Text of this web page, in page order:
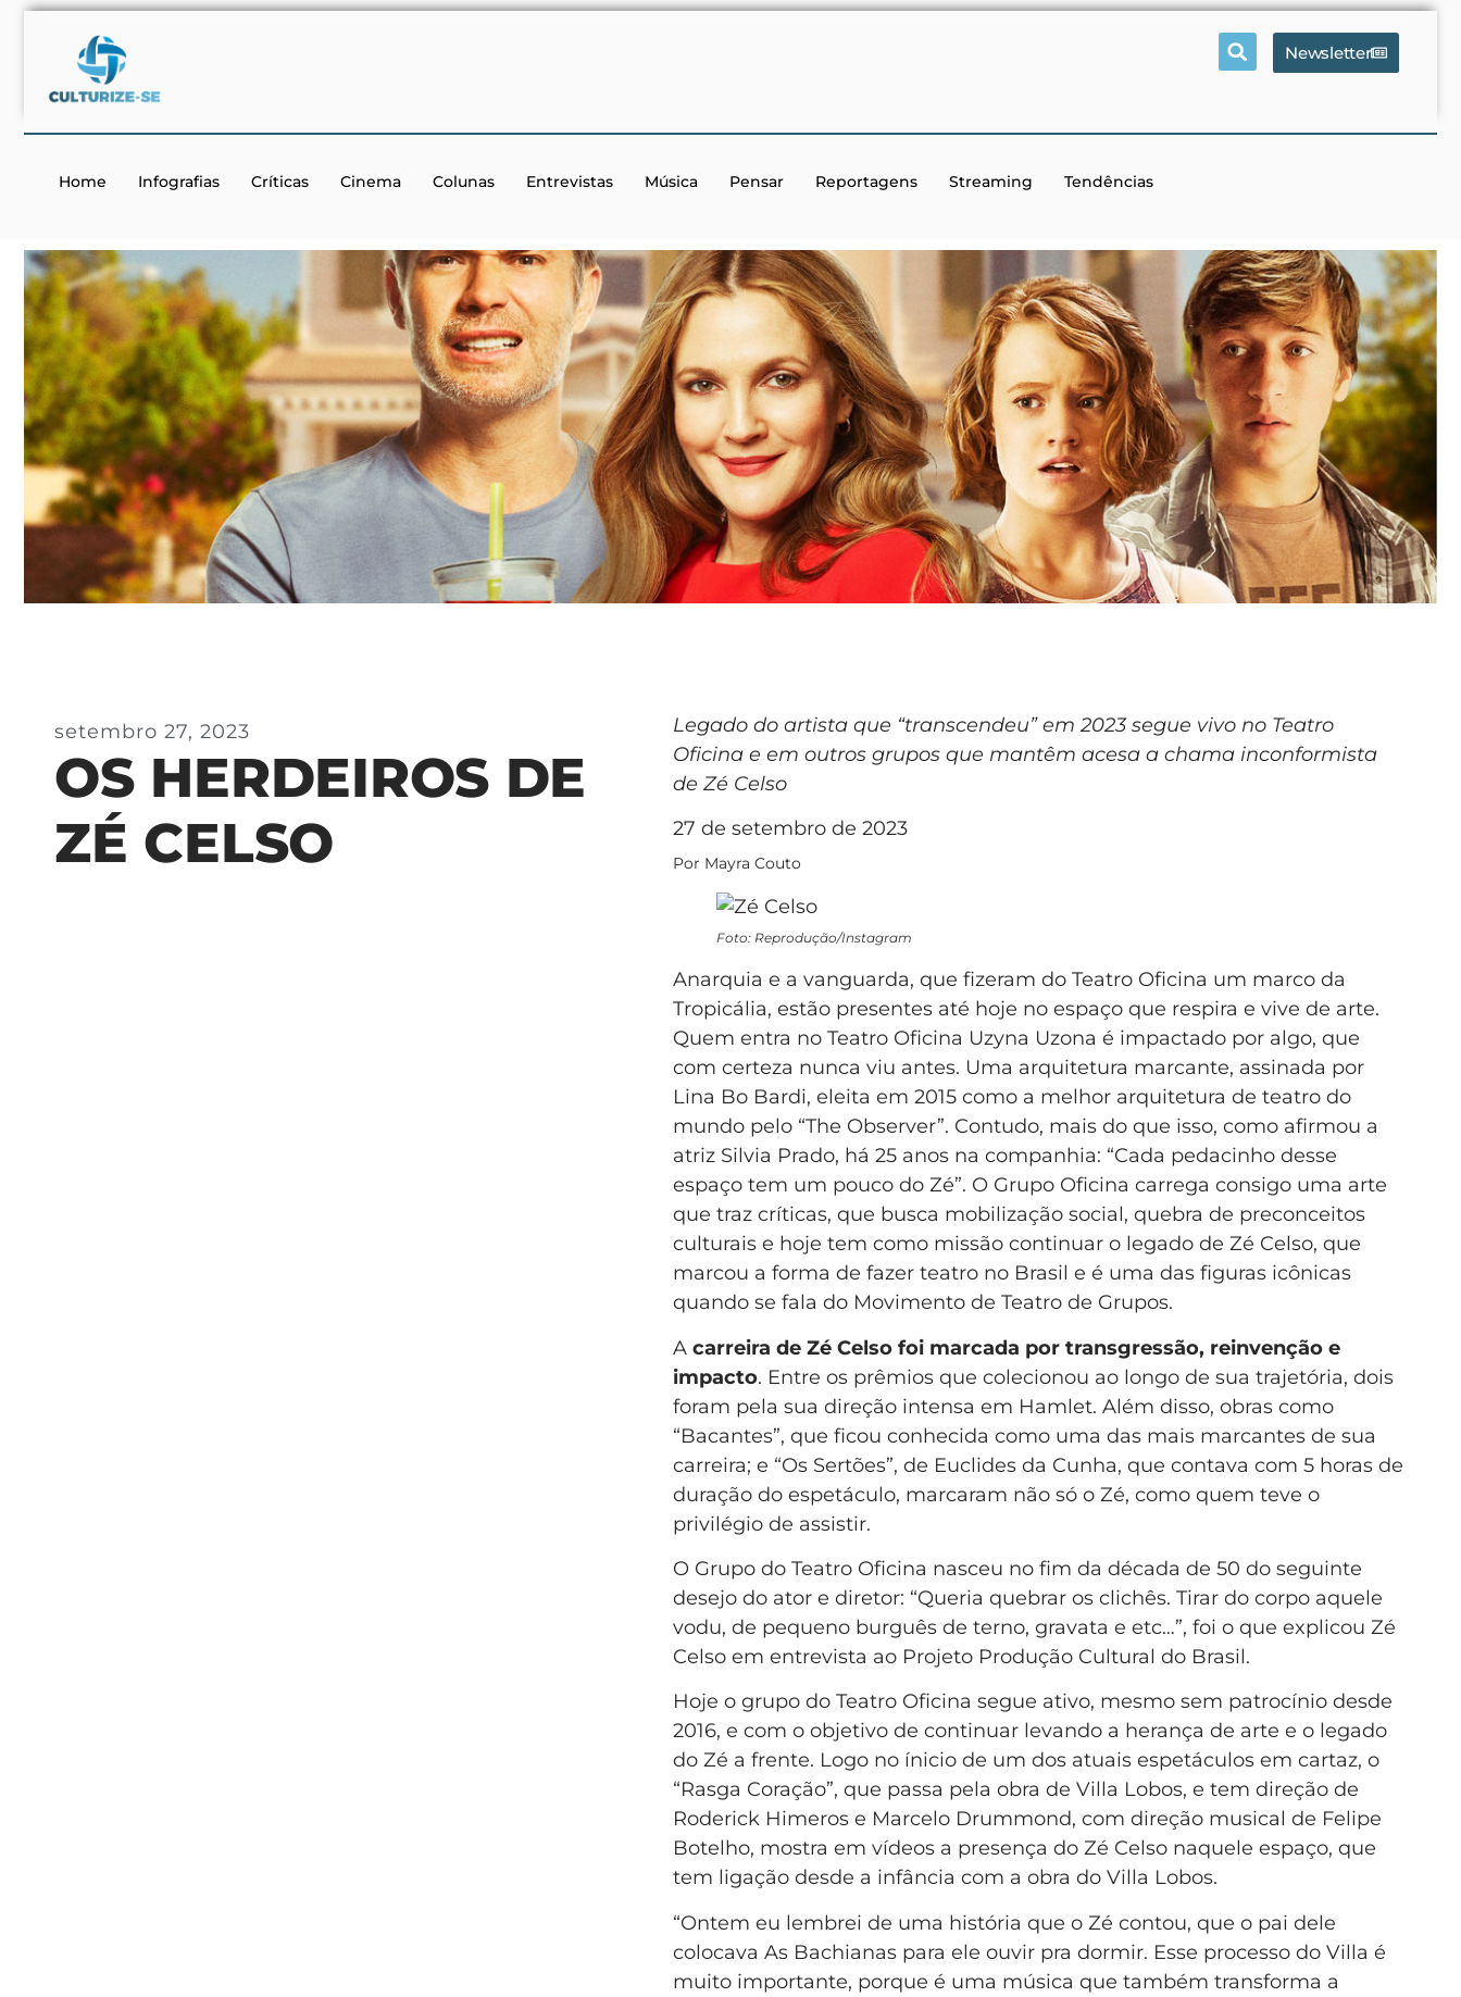
Newsletter
Home Infografias Críticas Cinema Colunas Entrevistas Música Pensar Reportagens Streaming Tendências
setembro 27, 2023
OS HERDEIROS DE
ZÉ CELSO
Legado do artista que “transcendeu” em 2023 segue vivo no Teatro
Oficina e em outros grupos que mantêm acesa a chama inconformista
de Zé Celso
27 de setembro de 2023
Por Mayra Couto
Foto: Reprodução/Instagram
Anarquia e a vanguarda, que fizeram do Teatro Oficina um marco da
Tropicália, estão presentes até hoje no espaço que respira e vive de arte.
Quem entra no Teatro Oficina Uzyna Uzona é impactado por algo, que
com certeza nunca viu antes. Uma arquitetura marcante, assinada por
Lina Bo Bardi, eleita em 2015 como a melhor arquitetura de teatro do
mundo pelo “The Observer”. Contudo, mais do que isso, como afirmou a
atriz Silvia Prado, há 25 anos na companhia: “Cada pedacinho desse
espaço tem um pouco do Zé”. O Grupo Oficina carrega consigo uma arte
que traz críticas, que busca mobilização social, quebra de preconceitos
culturais e hoje tem como missão continuar o legado de Zé Celso, que
marcou a forma de fazer teatro no Brasil e é uma das figuras icônicas
quando se fala do Movimento de Teatro de Grupos.
A carreira de Zé Celso foi marcada por transgressão, reinvenção e
impacto. Entre os prêmios que colecionou ao longo de sua trajetória, dois
foram pela sua direção intensa em Hamlet. Além disso, obras como
“Bacantes”, que ficou conhecida como uma das mais marcantes de sua
carreira; e “Os Sertões”, de Euclides da Cunha, que contava com 5 horas de
duração do espetáculo, marcaram não só o Zé, como quem teve o
privilégio de assistir.
O Grupo do Teatro Oficina nasceu no fim da década de 50 do seguinte
desejo do ator e diretor: “Queria quebrar os clichês. Tirar do corpo aquele
vodu, de pequeno burguês de terno, gravata e etc…”, foi o que explicou Zé
Celso em entrevista ao Projeto Produção Cultural do Brasil.
Hoje o grupo do Teatro Oficina segue ativo, mesmo sem patrocínio desde
2016, e com o objetivo de continuar levando a herança de arte e o legado
do Zé a frente. Logo no ínicio de um dos atuais espetáculos em cartaz, o
“Rasga Coração”, que passa pela obra de Villa Lobos, e tem direção de
Roderick Himeros e Marcelo Drummond, com direção musical de Felipe
Botelho, mostra em vídeos a presença do Zé Celso naquele espaço, que
tem ligação desde a infância com a obra do Villa Lobos.
“Ontem eu lembrei de uma história que o Zé contou, que o pai dele
colocava As Bachianas para ele ouvir pra dormir. Esse processo do Villa é
muito importante, porque é uma música que também transforma a